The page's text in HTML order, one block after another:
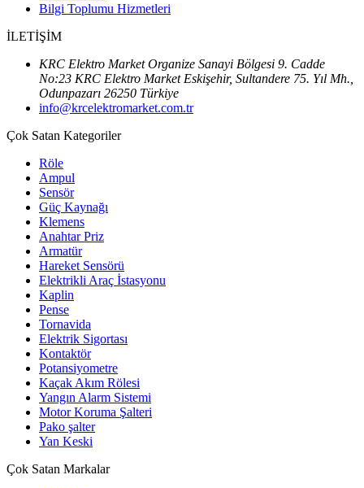
Bilgi Toplumu Hizmetleri
İLETİŞİM
KRC Elektro Market Organize Sanayi Bölgesi 9. Cadde
No:23 KRC Elektro Market Eskişehir, Sultandere 75. Yıl Mh.,
Odunpazarı 26250 Türkiye
info@krcelektromarket.com.tr
Çok Satan Kategoriler
Röle
Ampul
Sensör
Güç Kaynağı
Klemens
Anahtar Priz
Armatür
Hareket Sensörü
Elektrikli Araç İstasyonu
Kaplin
Pense
Tornavida
Elektrik Sigortası
Kontaktör
Potansiyometre
Kaçak Akım Rölesi
Yangın Alarm Sistemi
Motor Koruma Şalteri
Pako şalter
Yan Keski
Çok Satan Markalar